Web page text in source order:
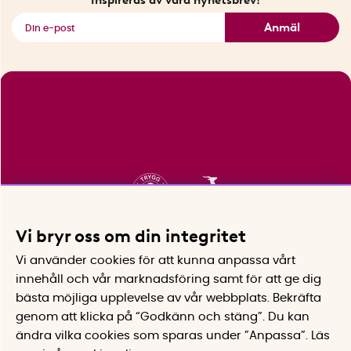
Anmäl
Vi bryr oss om din integritet
Vi använder cookies för att kunna anpassa vårt
innehåll och vår marknadsföring samt för att ge dig
bästa möjliga upplevelse av vår webbplats.
Bekräfta
genom att klicka på “Godkänn och stäng”. Du kan
ändra vilka cookies som sparas under ”Anpassa”.
Läs